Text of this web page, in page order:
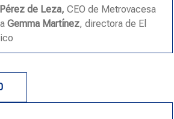
de Leza, CEO de Metrovacesa
Gemma Martínez, directora de El